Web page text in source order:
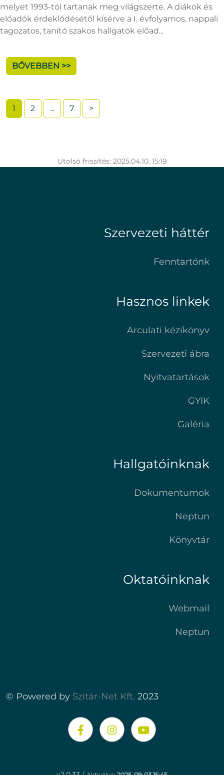
melyet 1993-tól tartanak meg világszerte. A diákok és
előadók érdeklődésétől kísérve a I. évfolyamos, nappali
tagozatos, tanító szakos hallgatók előad...
BŐVEBBEN >>
1 2 ... 7 >
Utolsó frissítés: 2025.04.10. 15:19
Szervezeti háttér
Fenntartónk
Hasznos linkek
Arculati kézikönyv
Szervezeti ábra
Nyitvatartások
GYIK
Galéria
Hallgatóinknak
Dokumentumok
Neptun
Könyvtár
Oktatóinknak
Webmail
Neptun
© Powered by Szitár-Net Kft. 2023